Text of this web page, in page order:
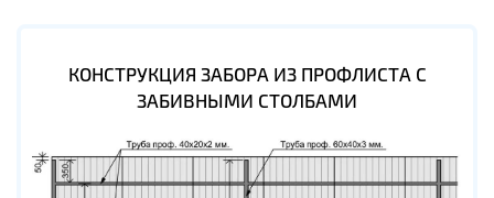
КОНСТРУКЦИЯ ЗАБОРА ИЗ ПРОФЛИСТА С
ЗАБИВНЫМИ СТОЛБАМИ